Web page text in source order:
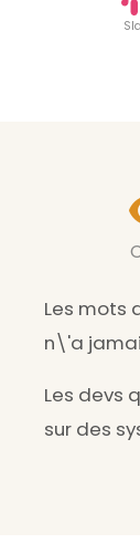
Les mots
n\'a
Les devs
sur des